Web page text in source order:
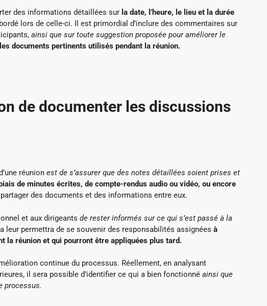
des informations détaillées sur la date, l’heure, le lieu et la durée
lors de celle-ci. Il est primordial d’inclure des commentaires sur
ainsi que sur toute suggestion proposée pour améliorer le
documents pertinents utilisés pendant la réunion.
de documenter les discussions
réunion est de s’assurer que des notes détaillées soient prises et
de minutes écrites, de compte-rendus audio ou vidéo, ou encore
des documents et des informations entre eux.
et aux dirigeants de rester informés sur ce qui s’est passé à la
leur permettra de se souvenir des responsabilités assignées à
la réunion et qui pourront être appliquées plus tard.
continue du processus. Réellement, en analysant
il sera possible d’identifier ce qui a bien fonctionné ainsi que
processus.